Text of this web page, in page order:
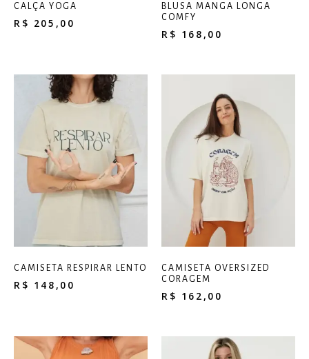
CALÇA YOGA
R$ 205,00
BLUSA MANGA LONGA
COMFY
R$ 168,00
CAMISETA RESPIRAR LENTO
R$ 148,00
CAMISETA OVERSIZED
CORAGEM
R$ 162,00